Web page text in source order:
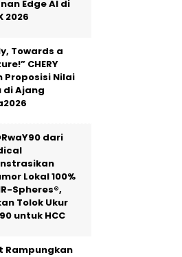
Edge AI di
2026
Towards a
CHERY
Proposisi Nilai
di Ajang
dari
Lokal 100%
Spheres®,
Tolok Ukur
untuk HCC
Rampungkan